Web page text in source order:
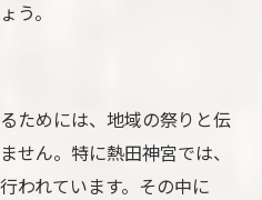
う。
ためには、地域の祭りと伝
せん。特に熱田神宮では、
われています。その中に